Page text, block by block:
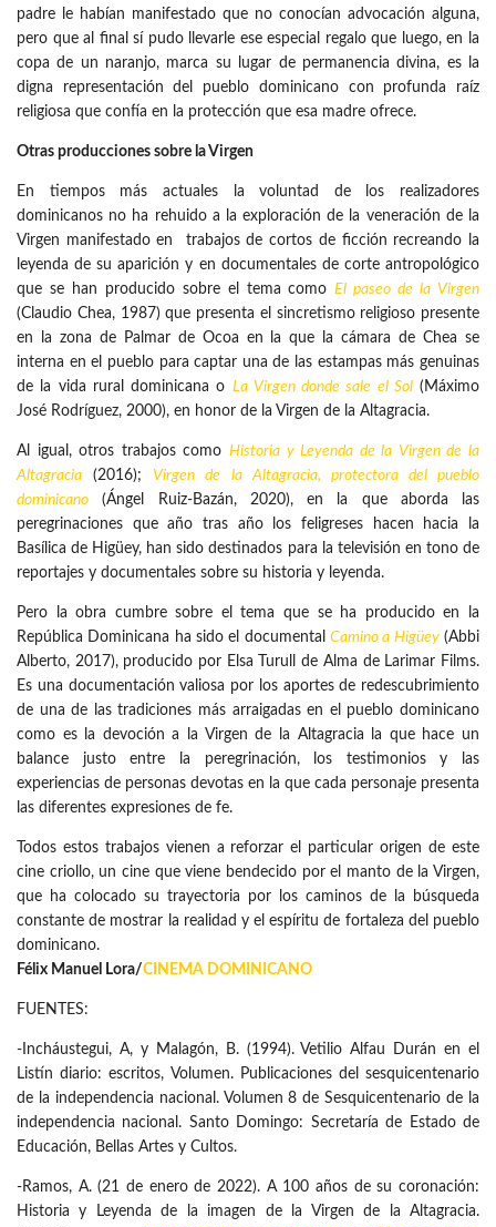
padre le habían manifestado que no conocían advocación alguna,
pero que al final sí pudo llevarle ese especial regalo que luego, en la
copa de un naranjo, marca su lugar de permanencia divina, es la
digna representación del pueblo dominicano con profunda raíz
religiosa que confía en la protección que esa madre ofrece.
Otras producciones sobre la Virgen
En tiempos más actuales la voluntad de los realizadores
dominicanos no ha rehuido a la exploración de la veneración de la
Virgen manifestado en trabajos de cortos de ficción recreando la
leyenda de su aparición y en documentales de corte antropológico
que se han producido sobre el tema comoEl paseo de la Virgen
(Claudio Chea, 1987) que presenta el sincretismo religioso presente
en la zona de Palmar de Ocoa en la que la cámara de Chea se
interna en el pueblo para captar una de las estampas más genuinas
de la vida rural dominicana o La Virgen donde sale el Sol(Máximo
José Rodríguez, 2000), en honor de la Virgen de la Altagracia.
Al igual, otros trabajos como Historia y Leyenda de la Virgen de la
Altagracia (2016); Virgen de la Altagracia, protectora del pueblo
dominicano (Ángel Ruiz-Bazán, 2020), en la que aborda las
peregrinaciones que año tras año los feligreses hacen hacia la
Basílica de Higüey, han sido destinados para la televisión en tono de
reportajes y documentales sobre su historia y leyenda.
Pero la obra cumbre sobre el tema que se ha producido en la
República Dominicana ha sido el documental Camino a Higüey(Abbi
Alberto, 2017), producido por Elsa Turull de Alma de Larimar Films.
Es una documentación valiosa por los aportes de redescubrimiento
de una de las tradiciones más arraigadas en el pueblo dominicano
como es la devoción a la Virgen de la Altagracia la que hace un
balance justo entre la peregrinación, los testimonios y las
experiencias de personas devotas en la que cada personaje presenta
las diferentes expresiones de fe.
Todos estos trabajos vienen a reforzar el particular origen de este
cine criollo, un cine que viene bendecido por el manto de la Virgen,
que ha colocado su trayectoria por los caminos de la búsqueda
constante de mostrar la realidad y el espíritu de fortaleza del pueblo
dominicano.
Félix Manuel Lora/CINEMA DOMINICANO
FUENTES:
-Incháustegui, A, y Malagón, B. (1994). Vetilio Alfau Durán en el
Listín diario: escritos, Volumen. Publicaciones del sesquicentenario
de la independencia nacional. Volumen 8 de Sesquicentenario de la
independencia nacional. Santo Domingo: Secretaría de Estado de
Educación, Bellas Artes y Cultos.
-Ramos, A. (21 de enero de 2022). A 100 años de su coronación:
Historia y Leyenda de la imagen de la Virgen de la Altagracia.